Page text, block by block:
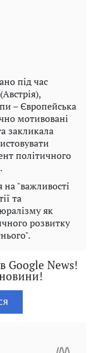
під час
– Європейська
мотивовані
закликала
політичного
"важливості
та
як
розвитку
Google News!